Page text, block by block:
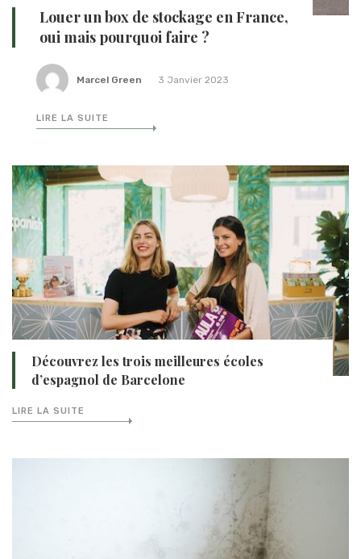
Louer un box de stockage en France,
oui mais pourquoi faire ?
Marcel Green 3 Janvier 2023
LIRE LA SUITE
Découvrez les trois meilleures écoles
d’espagnol de Barcelone
LIRE LA SUITE